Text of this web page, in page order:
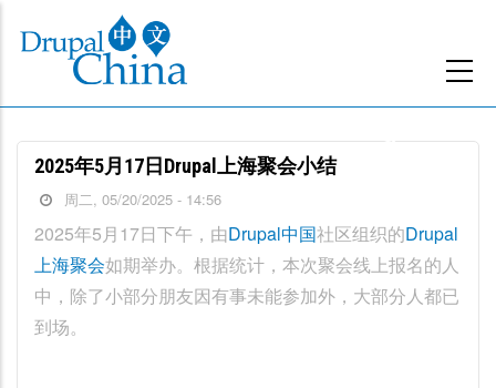
主
要
2025年5月17日Drupal上海聚会小结
周二, 05/20/2025 - 14:56
2025年5月17日下午，由Drupal中国社区组织的Drupal
上海聚会如期举办。根据统计，本次聚会线上报名的人
中，除了小部分朋友因有事未能参加外，大部分人都已
到场。